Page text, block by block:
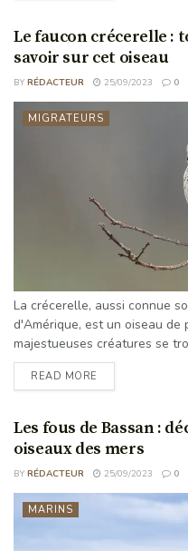
sur une falaise ou un autre
Le faucon crécerelle :
savoir sur cet oiseau
BY RÉDACTEUR 25/09/2023 0
MIGRATEURS
La crécerelle, aussi connue
d'Amérique, est un oiseau de
majestueuses créatures se
Amérique du Sud, du cercle
envergure d'environ deux
Nord. ...
READ MORE
Les fous de Bassan :
oiseaux des mers
BY RÉDACTEUR 25/09/2023 0
MARINS